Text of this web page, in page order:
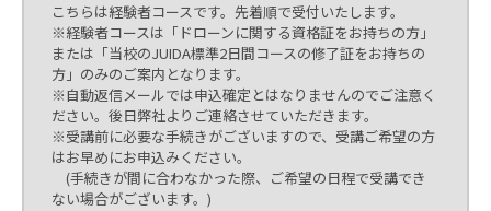
こちらは経験者コースです。先着順で受付いたします。
※経験者コースは「ドローンに関する資格証をお持ちの方」
または「当校のJUIDA標準2日間コースの修了証をお持ちの
方」のみのご案内となります。
※自動返信メールでは申込確定とはなりませんのでご注意く
ださい。後日弊社よりご連絡させていただきます。
※受講前に必要な手続きがございますので、受講ご希望の方
はお早めにお申込みください。
(手続きが間に合わなかった際、ご希望の日程で受講でき
ない場合がございます。)